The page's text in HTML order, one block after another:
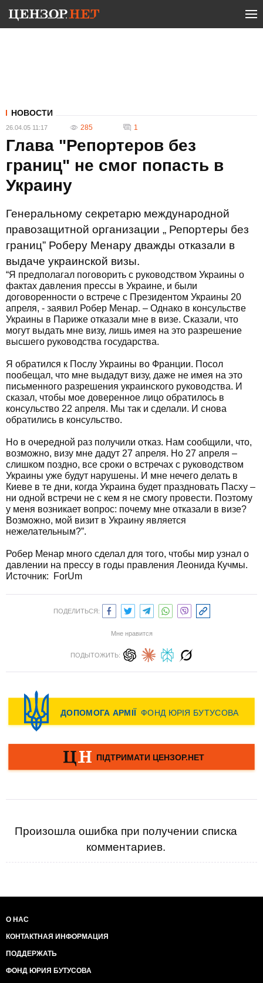
НОВОСТИ
26.04.05 11:17 285 1
Глава "Репортеров без
границ" не смог попасть в
Украину
Генеральному секретарю международной
правозащитной организации „ Репортеры без
границ” Роберу Менару дважды отказали в
выдаче украинской визы.
“Я предполагал поговорить с руководством Украины о
фактах давления прессы в Украине, и были
договоренности о встрече с Президентом Украины 20
апреля, - заявил Робер Менар. – Однако в консульстве
Украины в Париже отказали мне в визе. Сказали, что
могут выдать мне визу, лишь имея на это разрешение
высшего руководства государства.
Я обратился к Послу Украины во Франции. Посол
пообещал, что мне выдадут визу, даже не имея на это
письменного разрешения украинского руководства. И
сказал, чтобы мое доверенное лицо обратилось в
консульство 22 апреля. Мы так и сделали. И снова
обратились в консульство.
Но в очередной раз получили отказ. Нам сообщили, что,
возможно, визу мне дадут 27 апреля. Но 27 апреля –
слишком поздно, все сроки о встречах с руководством
Украины уже будут нарушены. И мне нечего делать в
Киеве в те дни, когда Украина будет праздновать Пасху –
ни одной встречи не с кем я не смогу провести. Поэтому
у меня возникает вопрос: почему мне отказали в визе?
Возможно, мой визит в Украину является
нежелательным?”.
Робер Менар много сделал для того, чтобы мир узнал о
давлении на прессу в годы правления Леонида Кучмы.
Источник:
ForUm
ПОДЕЛИТЬСЯ:
Мне нравится
ПОДЫТОЖИТЬ:
Произошла ошибка при получении списка
комментариев.
О НАС
КОНТАКТНАЯ ИНФОРМАЦИЯ
ПОДДЕРЖАТЬ
ФОНД ЮРИЯ БУТУСОВА